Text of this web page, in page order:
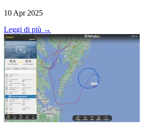
10 Apr 2025
Leggi di più →